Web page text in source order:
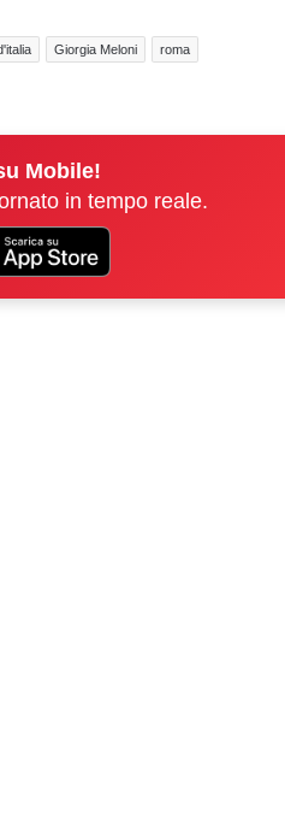
Giorgia Meloni roma
Mobile!
in tempo reale.